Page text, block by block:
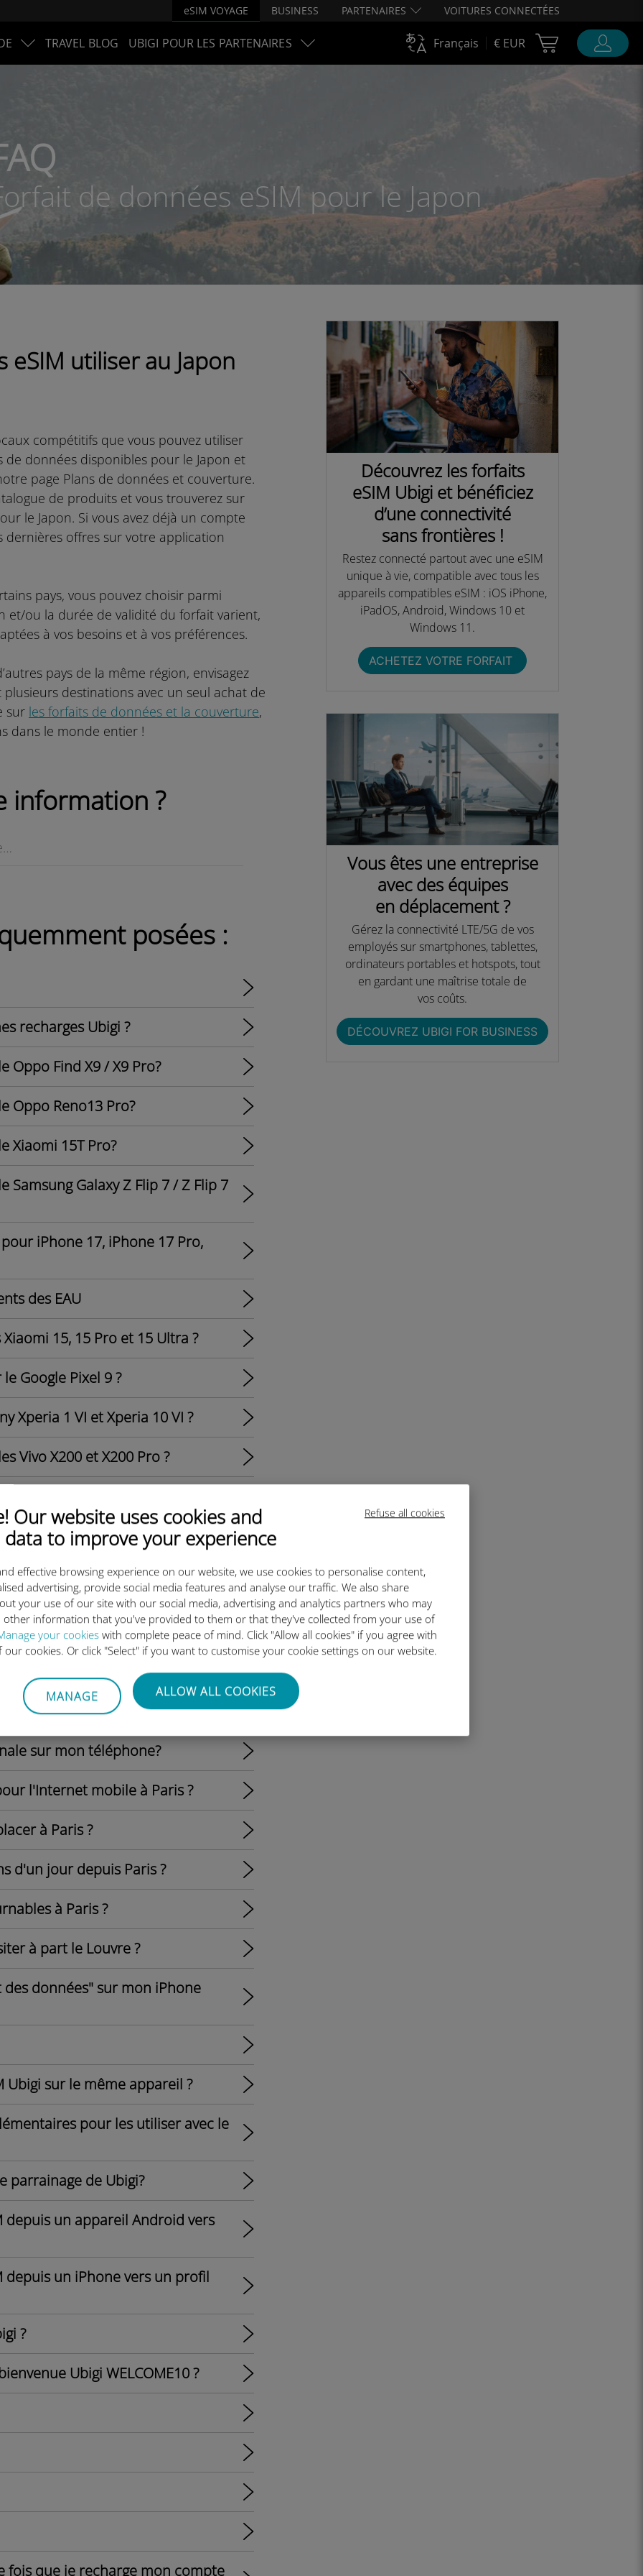
Refuse all cookies
Our website uses cookies and
data to improve your experience
effective browsing experience on our website, we use cookies to personalise content,
advertising, provide social media features and analyse our traffic. We also share
your use of our site with our social media, advertising and analytics partners who may
other information that you've provided to them or that they've collected from your use of
your cookies with complete peace of mind. Click "Allow all cookies" if you agree with
cookies. Or click "Select" if you want to customise your cookie settings on our website.
MANAGE ALLOW ALL COOKIES
eSIM VOYAGE BUSINESS PARTENAIRES VOITURES CONNECTÉES
TRAVEL BLOG UBIGI POUR LES PARTENAIRES Français € EUR Cart Ubigi
de données eSIM pour le Japon
utiliser au Japon
compétitifs que vous pouvez utiliser
données disponibles pour le Japon et
page Plans de données et couverture.
de produits et vous trouverez sur
le Japon. Si vous avez déjà un compte
dernières offres sur votre application
pays, vous pouvez choisir parmi
et/ou la durée de validité du forfait varient,
à vos besoins et à vos préférences.
pays de la même région, envisagez
destinations avec un seul achat de
sur les forfaits de données et la couverture,
dans le monde entier !
information ?
posées :
recharges Ubigi ?
Oppo Find X9 / X9 Pro?
Oppo Reno13 Pro?
Xiaomi 15T Pro?
Samsung Galaxy Z Flip 7 / Z Flip 7
iPhone 17, iPhone 17 Pro,
des EAU
15, 15 Pro et 15 Ultra ?
Google Pixel 9 ?
Xperia 1 VI et Xperia 10 VI ?
Vivo X200 et X200 Pro ?
Galaxy S25 / S25+ / S25
Find X8/ X8 Pro ?
Ubigi sur un iPad ?
de champagne à Paris ?
festivals à Paris ?
depuis l'étranger?
sur mon téléphone?
l'Internet mobile à Paris ?
à Paris ?
d'un jour depuis Paris ?
à Paris ?
à part le Louvre ?
données" sur mon iPhone
Ubigi sur le même appareil ?
pour les utiliser avec le
parrainage de Ubigi?
un appareil Android vers
un iPhone vers un profil
?
Ubigi WELCOME10 ?
fois que je recharge mon compte
Découvrez les forfaits
eSIM Ubigi et bénéficiez
d’une connectivité
sans frontières !
Restez connecté partout avec une eSIM
unique à vie, compatible avec tous les
appareils compatibles eSIM : iOS iPhone,
iPadOS, Android, Windows 10 et
Windows 11.
ACHETEZ VOTRE FORFAIT ​
Vous êtes une entreprise
avec des équipes
en déplacement ?
Gérez la connectivité LTE/5G de vos
employés sur smartphones, tablettes,
ordinateurs portables et hotspots, tout
en gardant une maîtrise totale de
vos coûts.
DÉCOUVREZ UBIGI FOR BUSINESS​